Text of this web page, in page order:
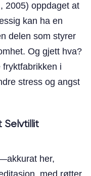
2005) oppdaget at
kan ha en
delen som styrer
Og gjett hva?
i
stress og angst
Selvtillit
her,